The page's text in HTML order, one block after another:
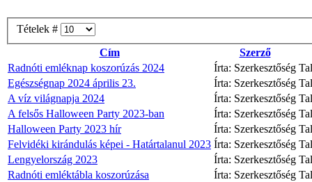
Tételek #
Cím
Szerző
Radnóti emléknap koszorúzás 2024
Írta: Szerkesztőség
Egészségnap 2024 április 23.
Írta: Szerkesztőség
A víz világnapja 2024
Írta: Szerkesztőség
A felsős Halloween Party 2023-ban
Írta: Szerkesztőség
Halloween Party 2023 hír
Írta: Szerkesztőség
Felvidéki kirándulás képei - Határtalanul 2023 Írta: Szerkesztőség
Lengyelország 2023
Írta: Szerkesztőség
Radnóti emléktábla koszorúzása
Írta: Szerkesztőség